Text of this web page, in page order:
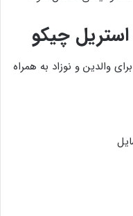
استریل چیکو
والدین و نوزاد به همراه